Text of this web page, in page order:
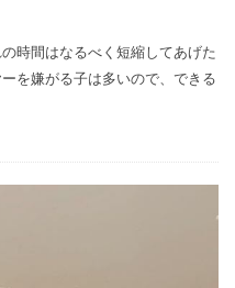
時間はなるべく短縮してあげた
を嫌がる子は多いので、できる